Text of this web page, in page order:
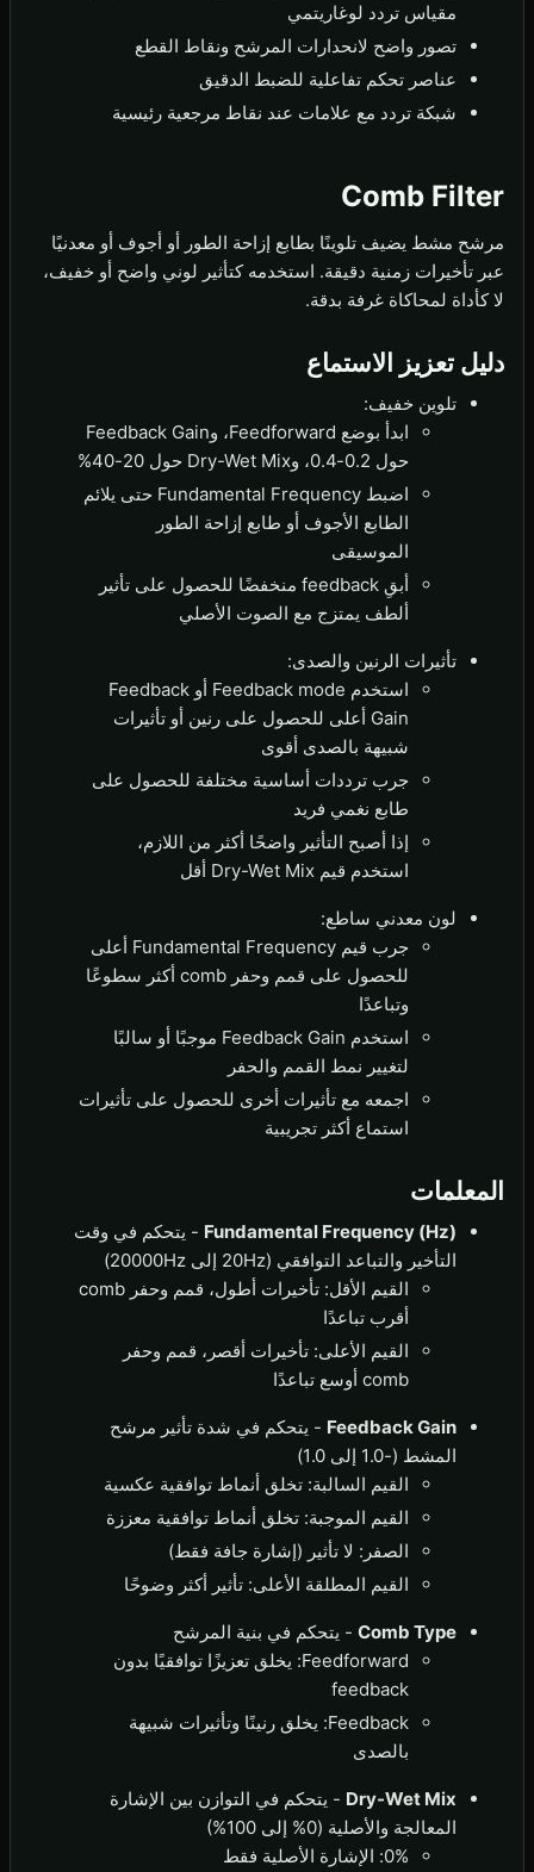
مقياس تردد لوغاريتمي
تصور واضح لانحدارات المرشح ونقاط القطع
عناصر تحكم تفاعلية للضبط الدقيق
شبكة تردد مع علامات عند نقاط مرجعية رئيسية
Comb Filter
مرشح مشط يضيف تلوينًا بطابع إزاحة الطور أو أجوف أو معدنيًا
عبر تأخيرات زمنية دقيقة. استخدمه كتأثير لوني واضح أو خفيف،
لا كأداة لمحاكاة غرفة بدقة.
دليل تعزيز الاستماع
تلوين خفيف:
ابدأ بوضع Feedforward، وFeedback Gain
حول 0.2-0.4، وDry-Wet Mix حول 20-40%
اضبط Fundamental Frequency حتى يلائم
الطابع الأجوف أو طابع إزاحة الطور
الموسيقى
أبقِ feedback منخفضًا للحصول على تأثير
ألطف يمتزج مع الصوت الأصلي
تأثيرات الرنين والصدى:
استخدم Feedback mode أو Feedback
Gain أعلى للحصول على رنين أو تأثيرات
شبيهة بالصدى أقوى
جرب ترددات أساسية مختلفة للحصول على
طابع نغمي فريد
إذا أصبح التأثير واضحًا أكثر من اللازم،
استخدم قيم Dry-Wet Mix أقل
لون معدني ساطع:
جرب قيم Fundamental Frequency أعلى
للحصول على قمم وحفر comb أكثر سطوعًا
وتباعدًا
استخدم Feedback Gain موجبًا أو سالبًا
لتغيير نمط القمم والحفر
اجمعه مع تأثيرات أخرى للحصول على تأثيرات
استماع أكثر تجريبية
المعلمات
Fundamental Frequency (Hz) - يتحكم في وقت
التأخير والتباعد التوافقي (20Hz إلى 20000Hz)
القيم الأقل: تأخيرات أطول، قمم وحفر comb
أقرب تباعدًا
القيم الأعلى: تأخيرات أقصر، قمم وحفر
comb أوسع تباعدًا
Feedback Gain - يتحكم في شدة تأثير مرشح
المشط (-1.0 إلى 1.0)
القيم السالبة: تخلق أنماط توافقية عكسية
القيم الموجبة: تخلق أنماط توافقية معززة
الصفر: لا تأثير (إشارة جافة فقط)
القيم المطلقة الأعلى: تأثير أكثر وضوحًا
Comb Type - يتحكم في بنية المرشح
Feedforward: يخلق تعزيزًا توافقيًا بدون
feedback
Feedback: يخلق رنينًا وتأثيرات شبيهة
بالصدى
Dry-Wet Mix - يتحكم في التوازن بين الإشارة
المعالجة والأصلية (0% إلى 100%)
0%: الإشارة الأصلية فقط